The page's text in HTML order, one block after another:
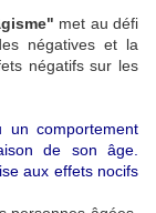
met au défi
négatives et la
négatifs sur les
un comportement
de son âge.
aux effets nocifs